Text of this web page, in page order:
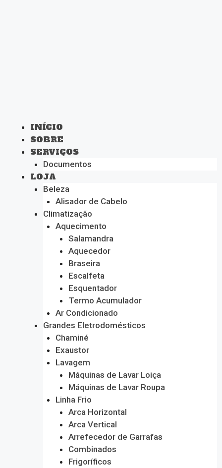
INÍCIO
SOBRE
SERVIÇOS
Documentos
LOJA
Beleza
Alisador de Cabelo
Climatização
Aquecimento
Salamandra
Aquecedor
Braseira
Escalfeta
Esquentador
Termo Acumulador
Ar Condicionado
Grandes Eletrodomésticos
Chaminé
Exaustor
Lavagem
Máquinas de Lavar Loiça
Máquinas de Lavar Roupa
Linha Frio
Arca Horizontal
Arca Vertical
Arrefecedor de Garrafas
Combinados
Frigoríficos